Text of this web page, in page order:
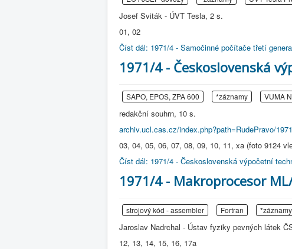
Josef Sviták - ÚVT Tesla, 2 s.
01, 02
Číst dál: 1971/4 - Samočinné počítače třetí
1971/4 - Československá
SAPO, EPOS, ZPA 600 *záznamy VUMA
redakční souhrn, 10 s.
archiv.ucl.cas.cz/index.php?path=RudePravo/
03, 04, 05, 06, 07, 08, 09, 10, 11, xa (foto 9124
Číst dál: 1971/4 - Československá výpočetní
1971/4 - Makroprocesor
strojový kód - assembler Fortran *záznamy
Jaroslav Nadrchal - Ústav fyziky pevných látek
12, 13, 14, 15, 16, 17a